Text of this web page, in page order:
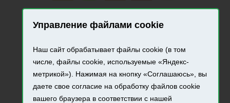
Управление файлами cookie
Наш сайт обрабатывает файлы cookie (в том
числе, файлы cookie, используемые «Яндекс-
метрикой»). Нажимая на кнопку «Соглашаюсь», вы
даете свое согласие на обработку файлов cookie
вашего браузера в соответствии с нашей
2026 © «Промресурс». Все права защищены.
Разработка и продвижение сайта.